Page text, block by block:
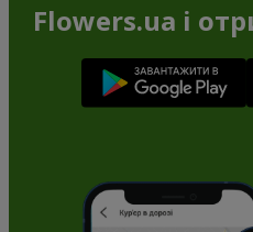
Flowers.ua і